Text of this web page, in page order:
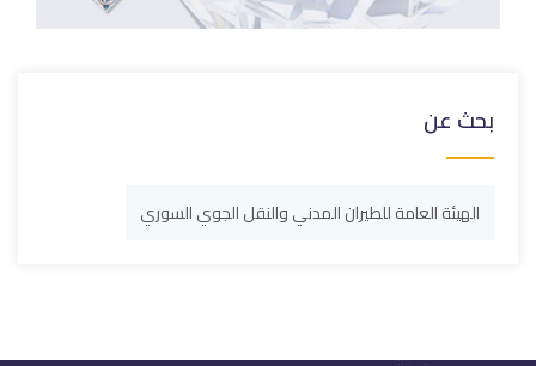
بحث عن
الهيئة العامة للطيران المدني والنقل الجوي السوري